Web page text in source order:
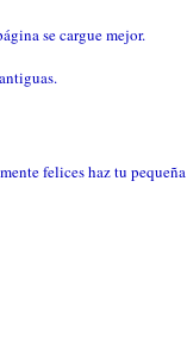
se cargue mejor.
felices haz tu pequeña